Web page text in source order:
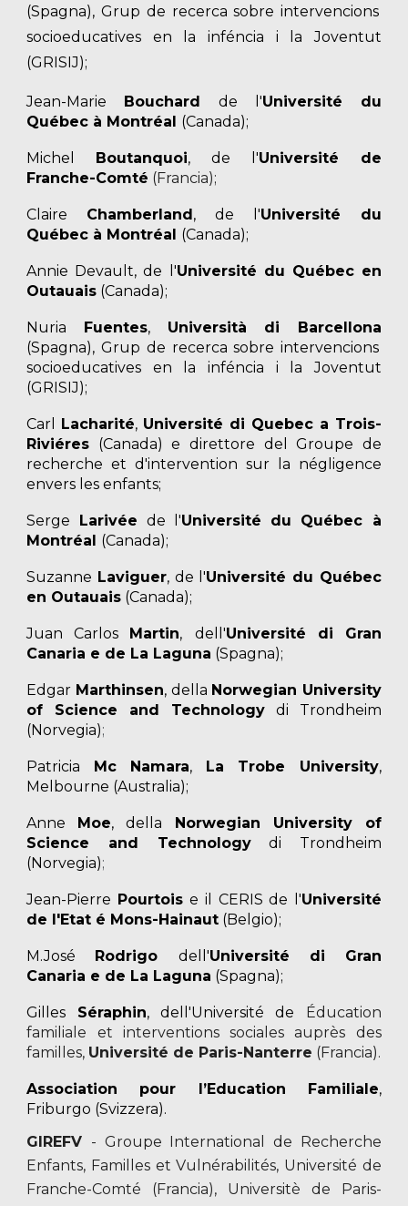
(Spagna), Grup de recerca sobre intervencions
socioeducatives en la inféncia i la Joventut
(GRISIJ);
Jean-Marie Bouchard de l'Université du
Québec à Montréal (Canada);
Michel Boutanquoi, de l'Université de
Franche-Comté (Francia);
Claire Chamberland, de l'Université du
Québec à Montréal (Canada);
Annie Devault,de l'Université du Québec en
Outauais (Canada);
Nuria Fuentes, Università di Barcellona
(Spagna), Grup de recerca sobre intervencions
socioeducatives en la inféncia i la Joventut
(GRISIJ);
Carl Lacharité, Université di Quebec a Trois-
Riviéres (Canada) e direttore del Groupe de
recherche et d'intervention sur la négligence
envers les enfants;
Serge Larivée de l'Université du Québec à
Montréal (Canada);
Suzanne Laviguer, de l'Université du Québec
en Outauais (Canada);
Juan Carlos Martin, dell'Université di Gran
Canaria e de La Laguna (Spagna);
Edgar Marthinsen, della Norwegian University
of Science and Technologydi Trondheim
(Norvegia);
Patricia Mc Namara, La Trobe University,
Melbourne (Australia);
Anne Moe,della Norwegian University of
Science and Technologydi Trondheim
(Norvegia);
Jean-Pierre Pourtoise il CERIS de l'Université
de l'Etat é Mons-Hainaut (Belgio);
M.José Rodrigo dell'Université di Gran
Canaria e de La Laguna (Spagna);
Gilles Séraphin, dell'Université de Éducation
familiale et interventions sociales auprès des
familles, Université de Paris-Nanterre (Francia).
Association pour l’Education Familiale,
Friburgo (Svizzera).
GIREFV - Groupe International de Recherche
Enfants, Familles et Vulnérabilités, Université de
Franche-Comté (Francia), Universitè de Paris-